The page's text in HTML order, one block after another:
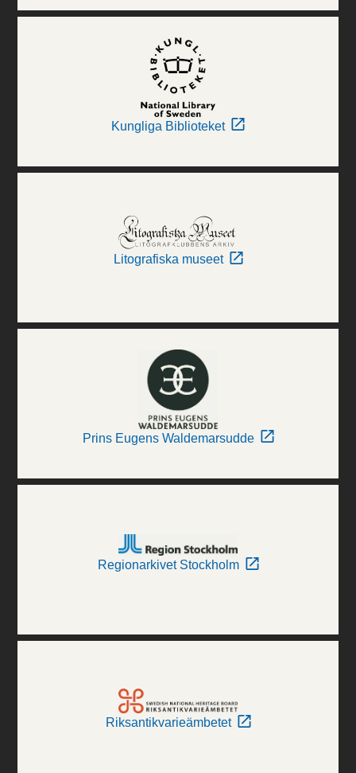
Kungliga Biblioteket
Litografiska museet
Prins Eugens Waldemarsudde
Regionarkivet Stockholm
Riksantikvarieämbetet